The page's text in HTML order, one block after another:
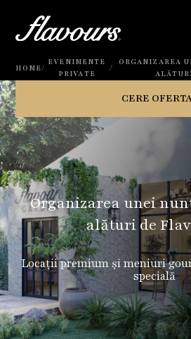
HOME/
EVENIMENTE
PRIVATE
/
ORGANIZAREA
CERE
Organizarea unei
alături de
Locații premium și meniuri
specială